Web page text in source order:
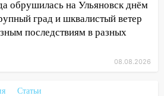
Созидателей
продолжает бить по
трамвай
фото
обрушилась на Ульяновск днём
град и шквалистый ветер
последствиям в разных
08.08.2026
Статьи